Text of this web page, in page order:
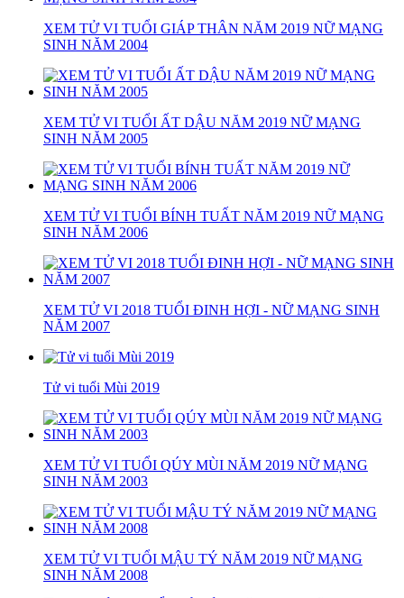
XEM TỬ VI TUỔI GIÁP THÂN NĂM 2019 NỮ MẠNG
SINH NĂM 2004
XEM TỬ VI TUỔI ẤT DẬU NĂM 2019 NỮ MẠNG
SINH NĂM 2005
XEM TỬ VI TUỔI BÍNH TUẤT NĂM 2019 NỮ MẠNG
SINH NĂM 2006
XEM TỬ VI 2018 TUỔI ĐINH HỢI - NỮ MẠNG SINH
NĂM 2007
Tử vi tuổi Mùi 2019
XEM TỬ VI TUỔI QÚY MÙI NĂM 2019 NỮ MẠNG
SINH NĂM 2003
XEM TỬ VI TUỔI MẬU TÝ NĂM 2019 NỮ MẠNG
SINH NĂM 2008